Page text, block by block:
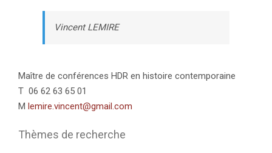
Vincent LEMIRE
Maître de conférences HDR en histoire contemporaine
T 06 62 63 65 01
M lemire.vincent@gmail.com
Thèmes de recherche